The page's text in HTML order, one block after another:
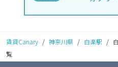
賃貸Canary / 神奈川県 / 白楽駅 /
覧